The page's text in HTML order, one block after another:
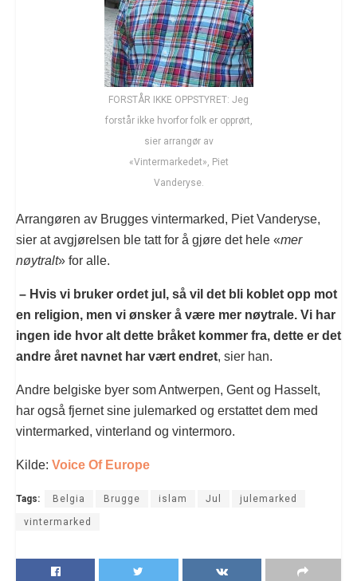
FORSTÅR IKKE OPPSTYRET: Jeg
forstår ikke hvorfor folk er opprørt,
sier arrangør av
«Vintermarkedet», Piet
Vanderyse.
Arrangøren av Brugges vintermarked, Piet Vanderyse,
sier at avgjørelsen ble tatt for å gjøre det hele «mer
nøytralt» for alle.
– Hvis vi bruker ordet jul, så vil det bli koblet opp mot
en religion, men vi ønsker å være mer nøytrale. Vi har
ingen ide hvor alt dette bråket kommer fra, dette er det
andre året navnet har vært endret, sier han.
Andre belgiske byer som Antwerpen, Gent og Hasselt,
har også fjernet sine julemarked og erstattet dem med
vintermarked, vinterland og vintermoro.
Kilde: Voice Of Europe
Tags: Belgia Brugge islam Jul julemarked
vintermarked